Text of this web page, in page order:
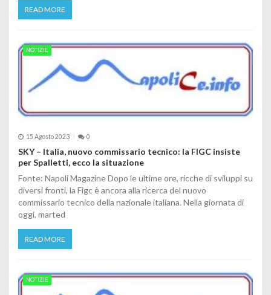
READ MORE
NOTIZIE
15 Agosto 2023 0
SKY – Italia, nuovo commissario tecnico: la FIGC insiste
per Spalletti, ecco la situazione
Fonte: Napoli Magazine Dopo le ultime ore, ricche di sviluppi su
diversi fronti, la Figc è ancora alla ricerca del nuovo
commissario tecnico della nazionale italiana. Nella giornata di
oggi, marted
READ MORE
NOTIZIE